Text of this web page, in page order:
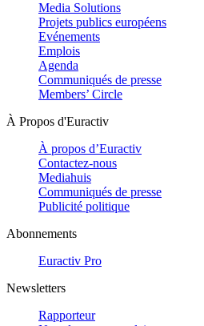
Media Solutions
Projets publics européens
Evénements
Emplois
Agenda
Communiqués de presse
Members’ Circle
À Propos d'Euractiv
À propos d’Euractiv
Contactez-nous
Mediahuis
Communiqués de presse
Publicité politique
Abonnements
Euractiv Pro
Newsletters
Rapporteur